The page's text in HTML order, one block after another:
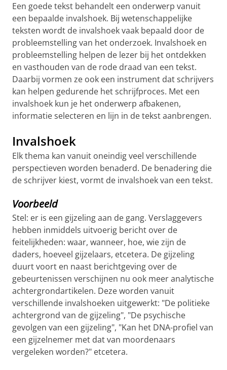
Een goede tekst behandelt een onderwerp vanuit
een bepaalde invalshoek. Bij wetenschappelijke
teksten wordt de invalshoek vaak bepaald door de
probleemstelling van het onderzoek. Invalshoek en
probleemstelling helpen de lezer bij het ontdekken
en vasthouden van de rode draad van een tekst.
Daarbij vormen ze ook een instrument dat schrijvers
kan helpen gedurende het schrijfproces. Met een
invalshoek kun je het onderwerp afbakenen,
informatie selecteren en lijn in de tekst aanbrengen.
Invalshoek
Elk thema kan vanuit oneindig veel verschillende
perspectieven worden benaderd. De benadering die
de schrijver kiest, vormt de invalshoek van een tekst.
Voorbeeld
Stel: er is een gijzeling aan de gang. Verslaggevers
hebben inmiddels uitvoerig bericht over de
feitelijkheden: waar, wanneer, hoe, wie zijn de
daders, hoeveel gijzelaars, etcetera. De gijzeling
duurt voort en naast berichtgeving over de
gebeurtenissen verschijnen nu ook meer analytische
achtergrondartikelen. Deze worden vanuit
verschillende invalshoeken uitgewerkt: "De politieke
achtergrond van de gijzeling", "De psychische
gevolgen van een gijzeling", "Kan het DNA-profiel van
een gijzelnemer met dat van moordenaars
vergeleken worden?" etcetera.